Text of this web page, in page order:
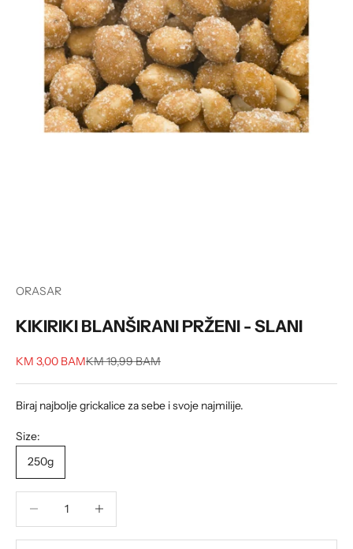
ORASAR
KIKIRIKI BLANŠIRANI PRŽENI - SLANI
Sale price
KM 3,00 BAMRegular price
KM 19,99 BAM
Biraj najbolje grickalice za sebe i svoje najmilije.
Size:
250g